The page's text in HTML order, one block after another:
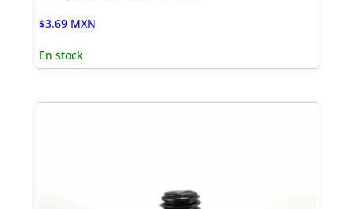
$3.69 MXN
En stock